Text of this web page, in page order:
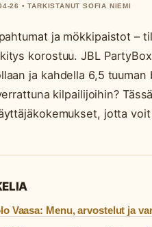
26 • TARKISTANUT SOFIA NIEMI
ja mökkipaistot –
korostuu. JBL
ja kahdella 6,5
kilpailijoihin?
jotta
Vaasa: Menu, arvostelut ja